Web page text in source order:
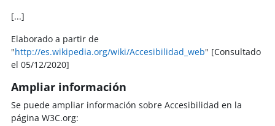
[...]
Elaborado a partir de
"http://es.wikipedia.org/wiki/Accesibilidad_web" [Consultado
el 05/12/2020]
Ampliar información
Se puede ampliar información sobre Accesibilidad en la
página W3C.org: